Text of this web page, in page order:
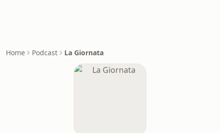
Home Podcast La Giornata